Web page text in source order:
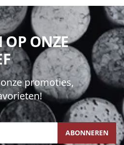
OP ONZE
promoties,
ABONNEREN